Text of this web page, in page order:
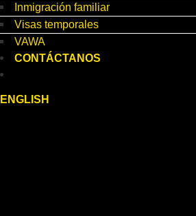
Inmigración familiar
Visas temporales
VAWA
CONTÁCTANOS
ENGLISH